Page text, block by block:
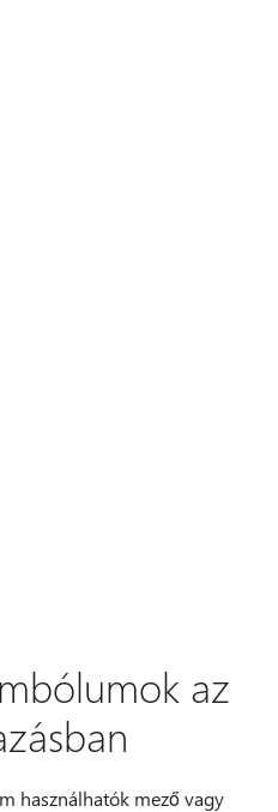
az
használhatók mező vagy